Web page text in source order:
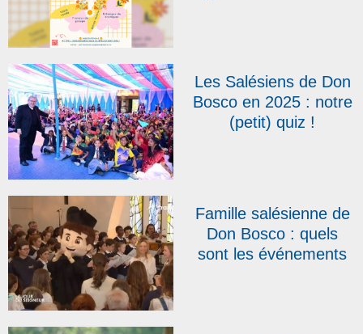
Action Sociale
Les Salésiens de Don
Bosco en 2025 : notre
(petit) quiz !
Famille salésienne de
Don Bosco : quels
sont les événements